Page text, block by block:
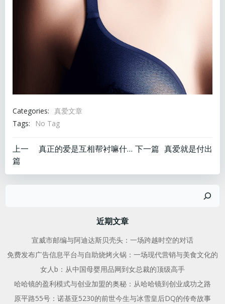
Categories: 真爱文章
Tags:
No Tag
文
章
上一
篇
真正的爱是互相帮衬嘛什么意思
文
章
航
下一篇 真爱就是付出
近期文章
宣威市邮编与阿迪达斯贝壳头：一场跨越时空的对话
免费发布广告信息平台与自助烧烤火锅：一场现代营销与美食文化的
女人b：从中国母婴用品网到女总裁的顶级高手
哈哈镜的盈利模式与创业加盟的奥秘：从哈哈镜到创业成功之路
原平路55号：诺基亚5230的前世今生与冰雪皇后DQ的传奇故事